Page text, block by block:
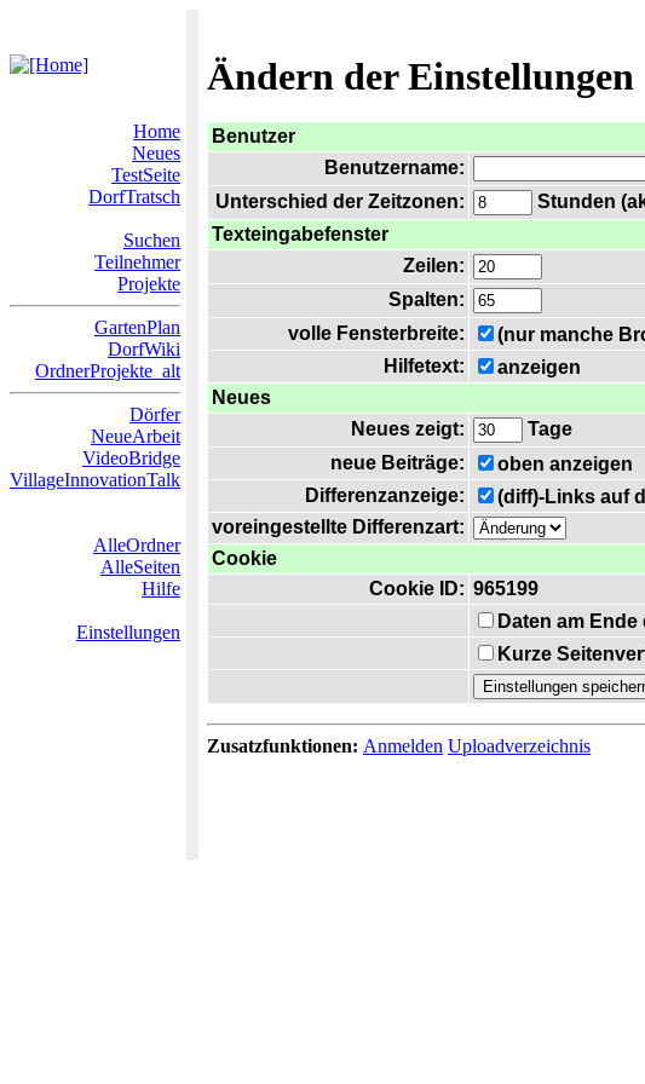
Ändern der Einstellungen
Home
Neues
TestSeite
DorfTratsch
Suchen
Teilnehmer
Projekte
GartenPlan
DorfWiki
OrdnerProjekte_alt
Dörfer
NeueArbeit
VideoBridge
VillageInnovationTalk
AlleOrdner
AlleSeiten
Hilfe
Einstellungen
Benutzer
Benutzername:
Unterschied der Zeitzonen:
Stunden
Texteingabefenster
Zeilen:
Spalten:
volle Fensterbreite:
(nur manche
Hilfetext:
anzeigen
Neues
Neues zeigt:
Tage
neue Beiträge:
oben anzeigen
Differenzanzeige:
(diff)-Links auf
voreingestellte Differenzart:
Cookie
Cookie ID: 965199
Daten am
Kurze
Zusatzfunktionen: Anmelden Uploadverzeichnis